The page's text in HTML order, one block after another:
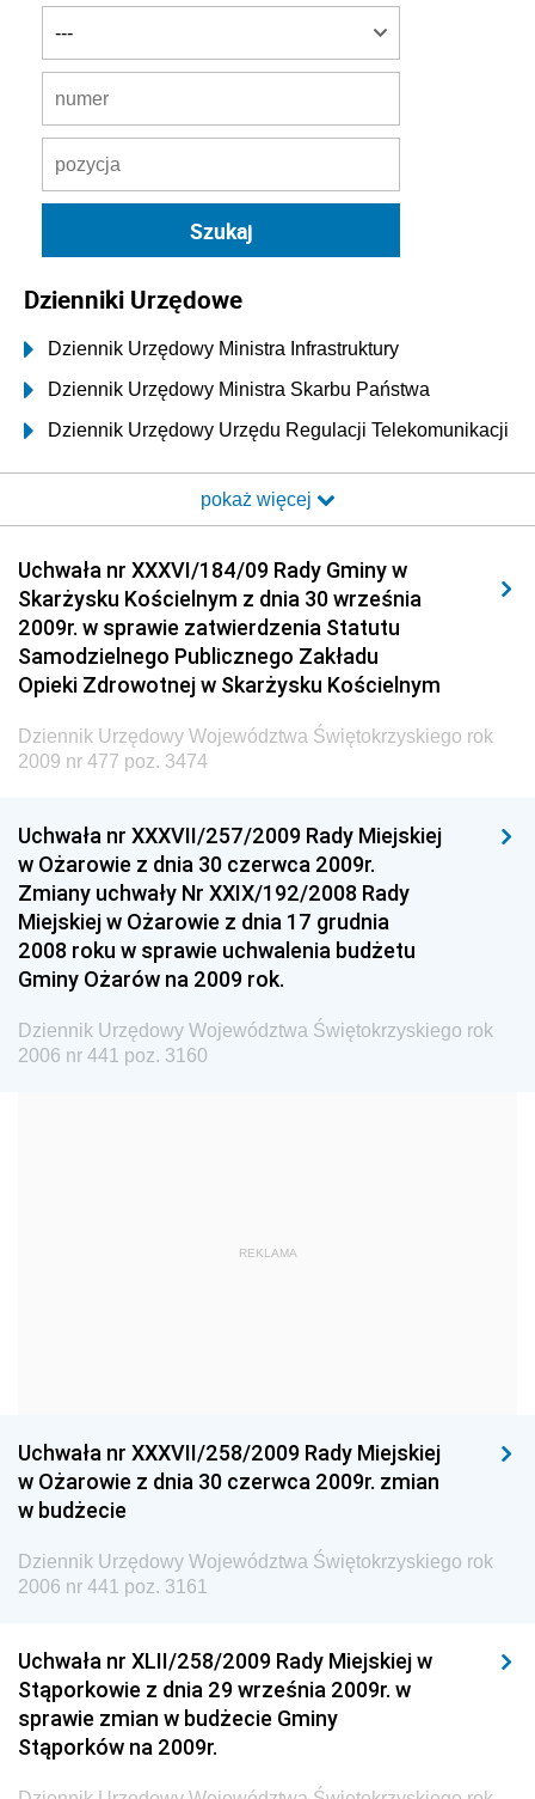
Dzienniki Urzędowe
Dziennik Urzędowy Ministra Infrastruktury
Dziennik Urzędowy Ministra Skarbu Państwa
Dziennik Urzędowy Urzędu Regulacji Telekomunikacji
Dziennik Urzędowy Ministra Transportu i Budownictwa
Elektronicznej
Dziennik Urzędowy Ministra Spraw Wewnętrznych i
Administracji
Dziennik Urzędowy Ministra Transportu
Dziennik Urzędowy Ministra Budownictwa
Dziennik Urzędowy Ministra Nauki i Szkolnictwa
Dziennik Urzędowy Głównego Urzędu Miar
Dziennik Urzędowy Ministra Rolnictwa i Rozwoju Wsi
Dziennik Urzędowy Ministra Edukacji Narodowej i
Sportu
Dziennik Urzędowy Ministra Edukacji i Nauki
Dziennik Urzędowy Ministra Edukacji Narodowej
Dziennik Urzędowy Ministra Gospodarki Morskiej
Dziennik Urzędowy Ministra Kultury i Dziedzictwa
Dziennik Urzędowy Ministra Pracy i Polityki
Społecznej
Dziennik Urzędowy Urzędu Lotnictwa Cywilnego
Dziennik Urzędowy Ministerstwa Hutnictwa i
Przemysłu Maszynowego
Dziennik Urzędowy Ministerstwa Zdrowia i Opieki
Społecznej
pokaż więcej
Uchwała nr XXXVI/184/09 Rady Gminy w
Skarżysku Kościelnym z dnia 30 września
2009r. w sprawie zatwierdzenia Statutu
Samodzielnego Publicznego Zakładu
Opieki Zdrowotnej w Skarżysku Kościelnym
Dziennik Urzędowy Województwa Świętokrzyskiego rok
2009 nr 477 poz. 3474
Uchwała nr XXXVII/257/2009 Rady Miejskiej
w Ożarowie z dnia 30 czerwca 2009r.
Zmiany uchwały Nr XXIX/192/2008 Rady
Miejskiej w Ożarowie z dnia 17 grudnia
2008 roku w sprawie uchwalenia budżetu
Gminy Ożarów na 2009 rok.
Dziennik Urzędowy Województwa Świętokrzyskiego rok
2006 nr 441 poz. 3160
REKLAMA
Uchwała nr XXXVII/258/2009 Rady Miejskiej
w Ożarowie z dnia 30 czerwca 2009r. zmian
w budżecie
Dziennik Urzędowy Województwa Świętokrzyskiego rok
2006 nr 441 poz. 3161
Uchwała nr XLII/258/2009 Rady Miejskiej w
Stąporkowie z dnia 29 września 2009r. w
sprawie zmian w budżecie Gminy
Stąporków na 2009r.